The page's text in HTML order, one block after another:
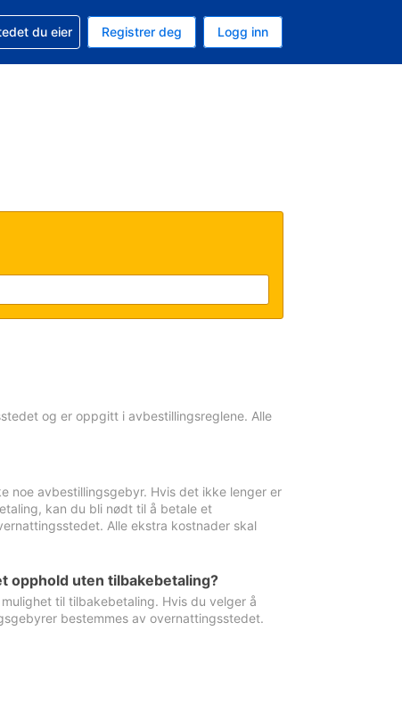
språk
du eier Registrer deg Logg inn
og er oppgitt i avbestillingsreglene. Alle
noe avbestillingsgebyr. Hvis det ikke lenger er
kan du bli nødt til å betale et
Alle ekstra kostnader skal
opphold uten tilbakebetaling?
til tilbakebetaling. Hvis du velger å
bestemmes av overnattingsstedet.